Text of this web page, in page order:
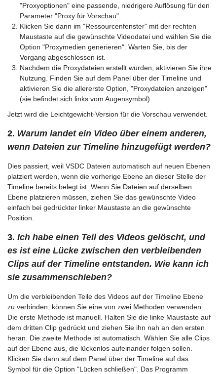
"Proxyoptionen" eine passende, niedrigere Auflösung für den
Parameter "Proxy für Vorschau".
Klicken Sie dann im "Ressourcenfenster" mit der rechten
Maustaste auf die gewünschte Videodatei und wählen Sie die
Option "Proxymedien generieren". Warten Sie, bis der
Vorgang abgeschlossen ist.
Nachdem die Proxydateien erstellt wurden, aktivieren Sie ihre
Nutzung. Finden Sie auf dem Panel über der Timeline und
aktivieren Sie die allererste Option, "Proxydateien anzeigen"
(sie befindet sich links vom Augensymbol).
Jetzt wird die Leichtgewicht-Version für die Vorschau verwendet.
2. Warum landet ein Video über einem anderen,
wenn Dateien zur Timeline hinzugefügt werden?
Dies passiert, weil VSDC Dateien automatisch auf neuen Ebenen
platziert werden, wenn die vorherige Ebene an dieser Stelle der
Timeline bereits belegt ist. Wenn Sie Dateien auf derselben
Ebene platzieren müssen, ziehen Sie das gewünschte Video
einfach bei gedrückter linker Maustaste an die gewünschte
Position.
3. Ich habe einen Teil des Videos gelöscht, und
es ist eine Lücke zwischen den verbleibenden
Clips auf der Timeline entstanden. Wie kann ich
sie zusammenschieben?
Um die verbleibenden Teile des Videos auf der Timeline Ebene
zu verbinden, können Sie eine von zwei Methoden verwenden:
Die erste Methode ist manuell. Halten Sie die linke Maustaste auf
dem dritten Clip gedrückt und ziehen Sie ihn nah an den ersten
heran. Die zweite Methode ist automatisch. Wählen Sie alle Clips
auf der Ebene aus, die lückenlos aufeinander folgen sollen.
Klicken Sie dann auf dem Panel über der Timeline auf das
Symbol für die Option "Lücken schließen". Das Programm